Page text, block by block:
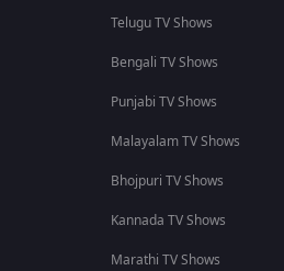
Telugu TV Shows
Bengali TV Shows
Punjabi TV Shows
Malayalam TV Shows
Bhojpuri TV Shows
Kannada TV Shows
Marathi TV Shows